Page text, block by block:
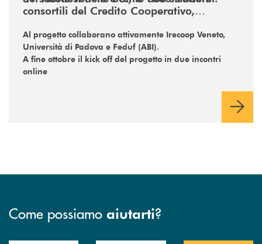
consortili del Credito Cooperativo,
giovani
Al progetto collaborano attivamente Irecoop Veneto,
Università di Padova e Feduf (ABI).
A fine ottobre il kick off del progetto in due incontri
online
Come possiamo aiutarti?